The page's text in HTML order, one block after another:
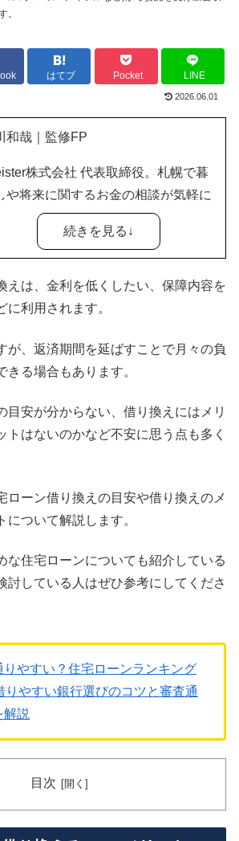
。
はてブ Pocket LINE
2026.06.01
和哉｜監修FP
株式会社 代表取締役。札幌で暮
や将来に関するお金の相談が気軽に
る。ライフプラン、資産運用、保
住宅ローンなどの相談可能。他にも
事業主・副業向け相談や法人向け相
おこなってる。対面以外にオンライ
対応しているため、全国どこからで
続きを見る↓
えは、金利を低くしたい、保障内容を
に利用されます。
が、返済期間を延ばすことで月々の負
きる場合もあります。
目安が分からない、借り換えにはメリ
トはないのかなど不安に思う点も多く
ローン借り換えの目安や借り換えのメ
について解説します。
な住宅ローンについても紹介している
討している人はぜひ参考にしてくださ
やすい？住宅ローンランキング
りやすい銀行選びのコツと審査通
解説
目次